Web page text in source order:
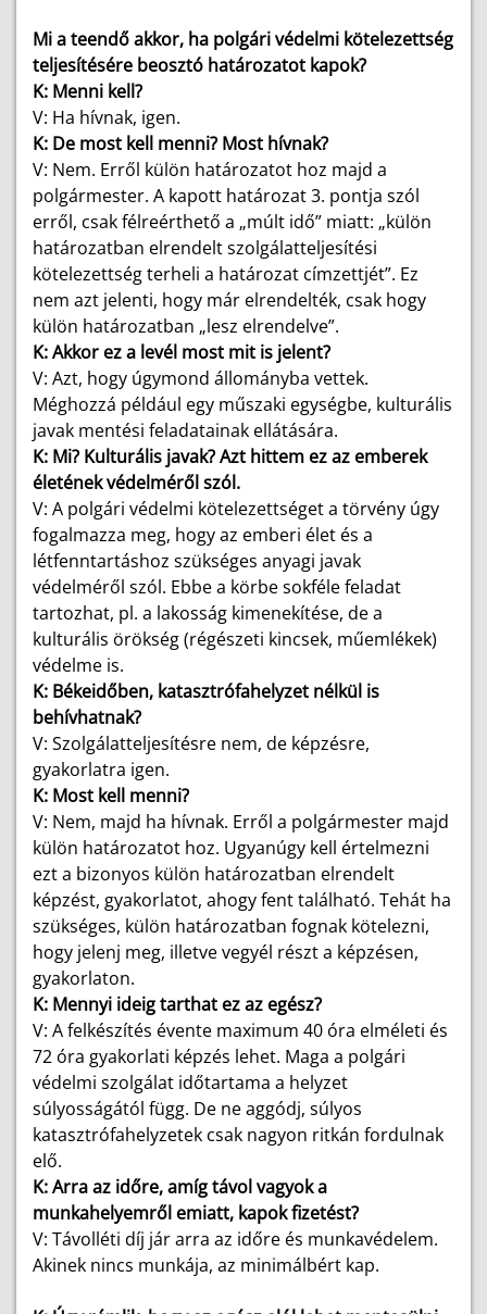
Mi a teendő akkor, ha polgári védelmi kötelezettség
teljesítésére beosztó határozatot kapok?
K: Menni kell?
V: Ha hívnak, igen.
K: De most kell menni? Most hívnak?
V: Nem. Erről külön határozatot hoz majd a
polgármester. A kapott határozat 3. pontja szól
erről, csak félreérthető a „múlt idő” miatt: „külön
határozatban elrendelt szolgálatteljesítési
kötelezettség terheli a határozat címzettjét”. Ez
nem azt jelenti, hogy már elrendelték, csak hogy
külön határozatban „lesz elrendelve”.
K: Akkor ez a levél most mit is jelent?
V: Azt, hogy úgymond állományba vettek.
Méghozzá például egy műszaki egységbe, kulturális
javak mentési feladatainak ellátására.
K: Mi? Kulturális javak? Azt hittem ez az emberek
életének védelméről szól.
V: A polgári védelmi kötelezettséget a törvény úgy
fogalmazza meg, hogy az emberi élet és a
létfenntartáshoz szükséges anyagi javak
védelméről szól. Ebbe a körbe sokféle feladat
tartozhat, pl. a lakosság kimenekítése, de a
kulturális örökség (régészeti kincsek, műemlékek)
védelme is.
K: Békeidőben, katasztrófahelyzet nélkül is
behívhatnak?
V: Szolgálatteljesítésre nem, de képzésre,
gyakorlatra igen.
K: Most kell menni?
V: Nem, majd ha hívnak. Erről a polgármester majd
külön határozatot hoz. Ugyanúgy kell értelmezni
ezt a bizonyos külön határozatban elrendelt
képzést, gyakorlatot, ahogy fent található. Tehát ha
szükséges, külön határozatban fognak kötelezni,
hogy jelenj meg, illetve vegyél részt a képzésen,
gyakorlaton.
K: Mennyi ideig tarthat ez az egész?
V: A felkészítés évente maximum 40 óra elméleti és
72 óra gyakorlati képzés lehet. Maga a polgári
védelmi szolgálat időtartama a helyzet
súlyosságától függ. De ne aggódj, súlyos
katasztrófahelyzetek csak nagyon ritkán fordulnak
elő.
K: Arra az időre, amíg távol vagyok a
munkahelyemről emiatt, kapok fizetést?
V: Távolléti díj jár arra az időre és munkavédelem.
Akinek nincs munkája, az minimálbért kap.